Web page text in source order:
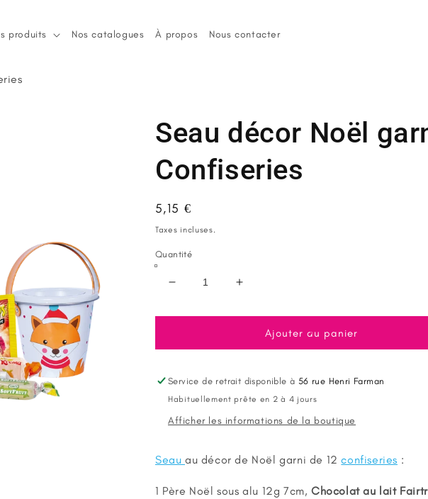
produits Nos catalogues À propos Nous contacter
Seau décor Noël
Confiseries
Prix
habituel
5,15 €
Taxes incluses.
Quantité
Réduire
quantité
Seau
Noël
garni
Confiseries
Augmenter
quantité
Seau
Noël
Confiseries
Ajouter au panier
Service de retrait disponible à 56 rue Henri Farman
Habituellement prête en 2 à 4 jours
Afficher les informations de la boutique
Seau au décor de Noël garni de 12confiseries :
1 Père Noël sous alu 12g 7cm, Chocolat au lait